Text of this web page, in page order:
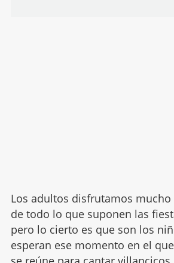
Los adultos disfrutamos mucho
de todo lo que suponen las
pero lo cierto es que son los
esperan ese momento en el